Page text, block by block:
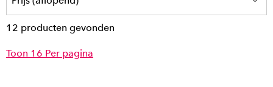
12 producten gevonden
Toon 16 Per pagina